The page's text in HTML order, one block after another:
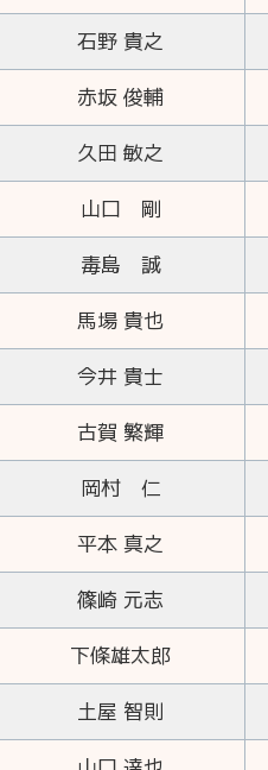
石野 貴之
赤坂 俊輔
久田 敏之
山口 剛
毒島 誠
馬場 貴也
今井 貴士
古賀 繁輝
岡村 仁
平本 真之
篠崎 元志
下條雄太郎
土屋 智則